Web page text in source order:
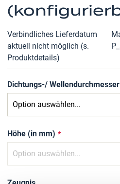
Verbindliches Lieferdatum
aktuell nicht möglich (s.
Produktdetails)
Dichtungs-/
Höhe (in mm)
springen